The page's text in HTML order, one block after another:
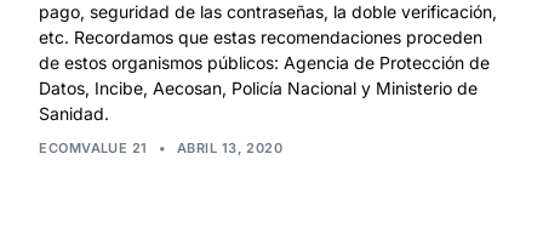
pago, seguridad de las contraseñas, la doble verificación,
etc. Recordamos que estas recomendaciones proceden
de estos organismos públicos: Agencia de Protección de
Datos, Incibe, Aecosan, Policía Nacional y Ministerio de
Sanidad.
ECOMVALUE 21 • ABRIL 13, 2020